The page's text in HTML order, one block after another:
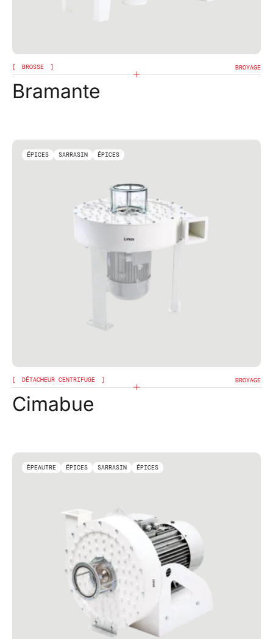
BROSSE BROYAGE
Bramante
ÉPICES SARRASIN ÉPICES
DÉTACHEUR CENTRIFUGE BROYAGE
Cimabue
ÈPEAUTRE ÉPICES SARRASIN ÉPICES